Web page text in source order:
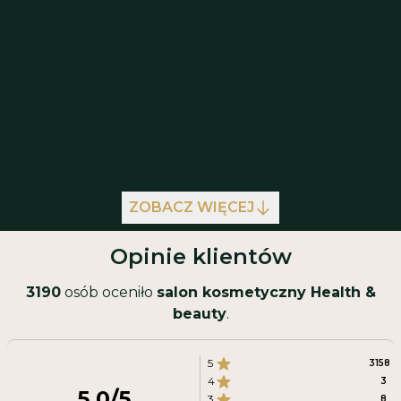
opadającą powiekę
pięknych, odżywionych i podkręconych
ZOBACZ WIĘCEJ
Opinie klientów
3190osób oceniło salon kosmetyczny Health &
beauty.
5 3158
4 3